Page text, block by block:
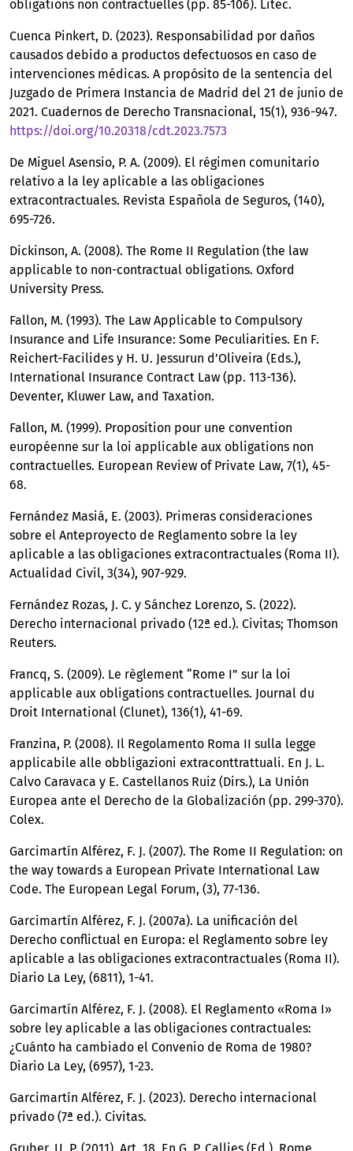
obligations non contractuelles (pp. 85-106). Litec.
Cuenca Pinkert, D. (2023). Responsabilidad por daños
causados debido a productos defectuosos en caso de
intervenciones médicas. A propósito de la sentencia del
Juzgado de Primera Instancia de Madrid del 21 de junio de
2021. Cuadernos de Derecho Transnacional, 15(1), 936-947.
https://doi.org/10.20318/cdt.2023.7573
De Miguel Asensio, P. A. (2009). El régimen comunitario
relativo a la ley aplicable a las obligaciones
extracontractuales. Revista Española de Seguros, (140),
695-726.
Dickinson, A. (2008). The Rome II Regulation (the law
applicable to non-contractual obligations. Oxford
University Press.
Fallon, M. (1993). The Law Applicable to Compulsory
Insurance and Life Insurance: Some Peculiarities. En F.
Reichert-Facilides y H. U. Jessurun d’Oliveira (Eds.),
International Insurance Contract Law (pp. 113-136).
Deventer, Kluwer Law, and Taxation.
Fallon, M. (1999). Proposition pour une convention
européenne sur la loi applicable aux obligations non
contractuelles. European Review of Private Law, 7(1), 45-
68.
Fernández Masiá, E. (2003). Primeras consideraciones
sobre el Anteproyecto de Reglamento sobre la ley
aplicable a las obligaciones extracontractuales (Roma II).
Actualidad Civil, 3(34), 907-929.
Fernández Rozas, J. C. y Sánchez Lorenzo, S. (2022).
Derecho internacional privado (12ª ed.). Civitas; Thomson
Reuters.
Francq, S. (2009). Le règlement “Rome I” sur la loi
applicable aux obligations contractuelles. Journal du
Droit International (Clunet), 136(1), 41-69.
Franzina, P. (2008). Il Regolamento Roma II sulla legge
applicabile alle obbligazioni extraconttrattuali. En J. L.
Calvo Caravaca y E. Castellanos Ruiz (Dirs.), La Unión
Europea ante el Derecho de la Globalización (pp. 299-370).
Colex.
Garcimartín Alférez, F. J. (2007). The Rome II Regulation: on
the way towards a European Private International Law
Code. The European Legal Forum, (3), 77-136.
Garcimartín Alférez, F. J. (2007a). La unificación del
Derecho conflictual en Europa: el Reglamento sobre ley
aplicable a las obligaciones extracontractuales (Roma II).
Diario La Ley, (6811), 1-41.
Garcimartín Alférez, F. J. (2008). El Reglamento «Roma I»
sobre ley aplicable a las obligaciones contractuales:
¿Cuánto ha cambiado el Convenio de Roma de 1980?
Diario La Ley, (6957), 1-23.
Garcimartín Alférez, F. J. (2023). Derecho internacional
privado (7ª ed.). Civitas.